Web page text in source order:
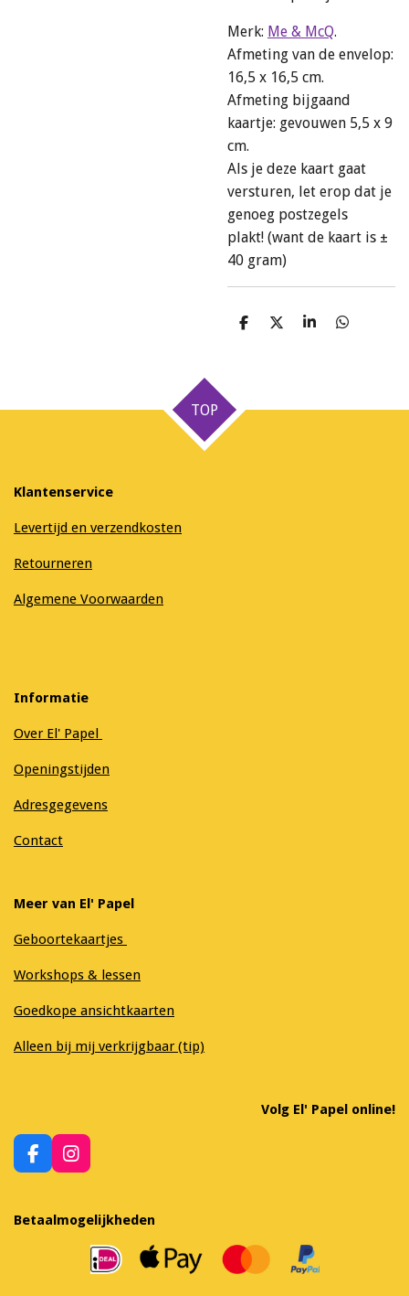
Merk: Me & McQ.
Afmeting van de envelop:
16,5 x 16,5 cm.
Afmeting bijgaand
kaartje: gevouwen 5,5 x 9
cm.
Als je deze kaart gaat
versturen, let erop dat je
genoeg postzegels
plakt! (want de kaart is ±
40 gram)
D
D
S
D
TOP
Klantenservice
Levertijd en verzendkosten
Retourneren
Algemene Voorwaarden
Informatie
Over El' Papel
Openingstijden
Adresgegevens
Contact
Meer van El' Papel
Geboortekaartjes
Workshops & lessen
Goedkope ansichtkaarten
Alleen bij mij verkrijgbaar (tip)
Volg El' Papel online!
F
a
e
b
I
n
a
Betaalmogelijkheden